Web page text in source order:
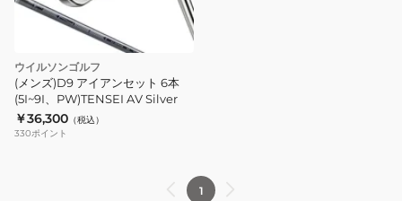
ウイルソンゴルフ
(メンズ)D9 アイアンセット 6本
(5I~9I、PW)TENSEI AV Silver
￥36,300 （税込）
330ポイント
1